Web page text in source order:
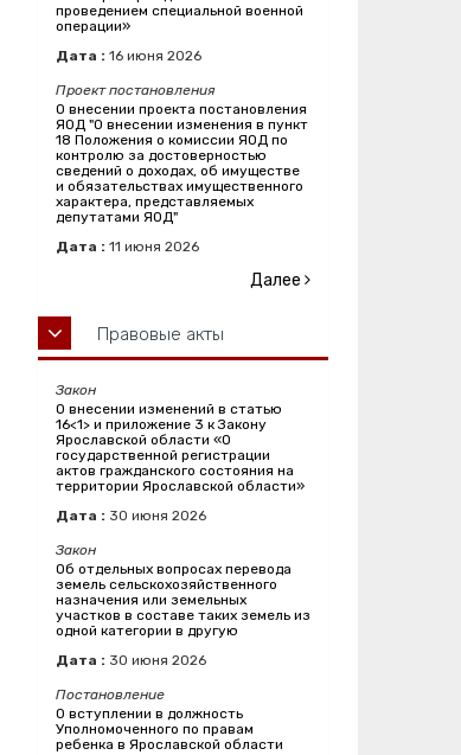
проведением специальной военной
операции»
Дата : 16 июня 2026
Проект постановления
О внесении проекта постановления
ЯОД "О внесении изменения в пункт
18 Положения о комиссии ЯОД по
контролю за достоверностью
сведений о доходах, об имуществе
и обязательствах имущественного
характера, представляемых
депутатами ЯОД"
Дата : 11 июня 2026
Далее
Правовые акты
Закон
О внесении изменений в статью
16<1> и приложение 3 к Закону
Ярославской области «О
государственной регистрации
актов гражданского состояния на
территории Ярославской области»
Дата : 30 июня 2026
Закон
Об отдельных вопросах перевода
земель сельскохозяйственного
назначения или земельных
участков в составе таких земель из
одной категории в другую
Дата : 30 июня 2026
Постановление
О вступлении в должность
Уполномоченного по правам
ребенка в Ярославской области